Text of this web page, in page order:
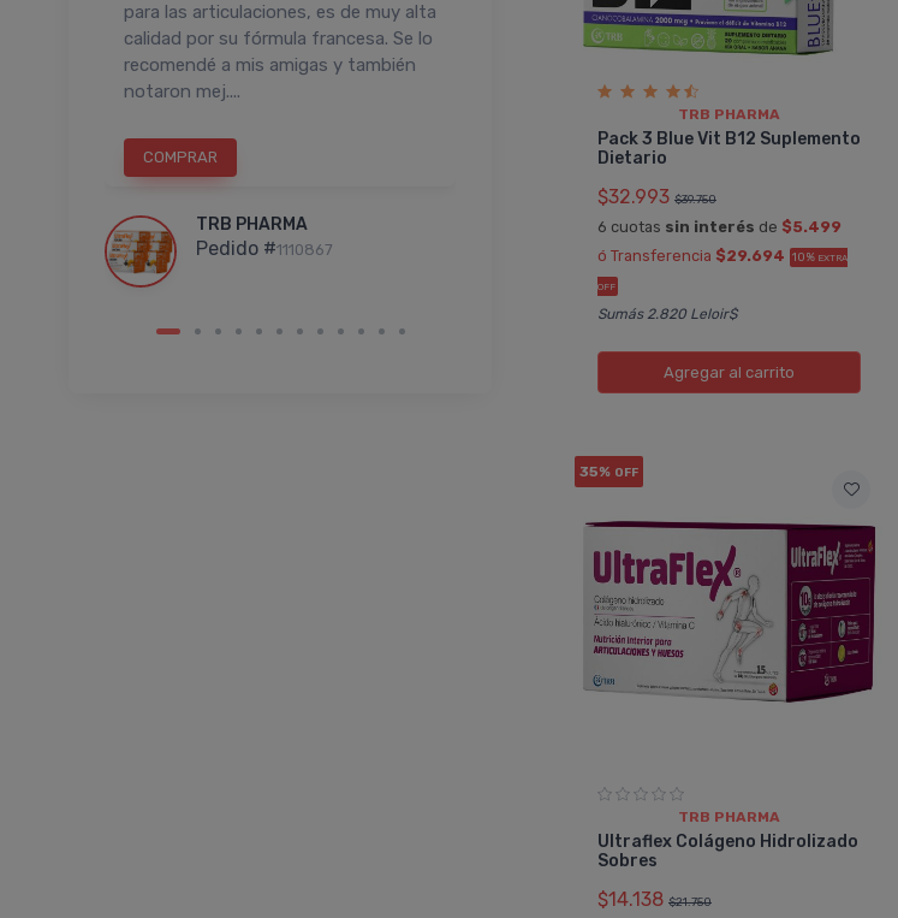
para las articulaciones, es de muy alta
calidad por su fórmula francesa. Se lo
recomendé a mis amigas y también
notaron mej....
COMPRAR
TRB PHARMA
Pedido #1110867
presentacion y a un precio super
recomendable.
TRB PHARMA
Pedido #1039979
TRB PHARMA
Pack 3 Blue Vit B12 Suplemento
Dietario
$32.993 $39.750
6 cuotas sin interés de $5.499
ó Transferencia $29.694 10% EXTRA
OFF
Sumás 2.820 Leloir$
Agregar al carrito
35% OFF
TRB PHARMA
Ultraflex Colágeno Hidrolizado
Sobres
$14.138 $21.750